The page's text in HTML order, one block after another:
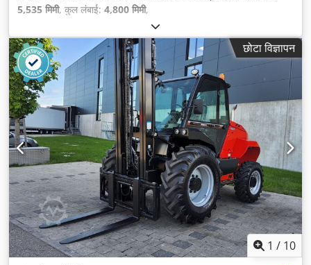
5,535 मिमी, कुल लंबाई: 4,800 मिमी,
छोटा विज्ञापन
1 / 10